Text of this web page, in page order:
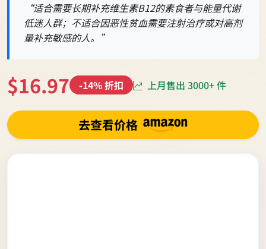
“适合需要长期补充维生素B12的素食者与能量代谢
低迷人群；不适合因恶性贫血需要注射治疗或对高剂
量补充敏感的人。”
$16.97 -14% 折扣 上月售出 3000+ 件
去查看价格